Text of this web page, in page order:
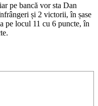
pe bancă vor sta Dan
și 2 victorii, în șase
pe locul 11 cu 6 puncte, în